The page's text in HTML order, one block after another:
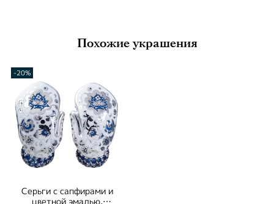
Похожие украшения
-20%
Серьги с сапфирами и